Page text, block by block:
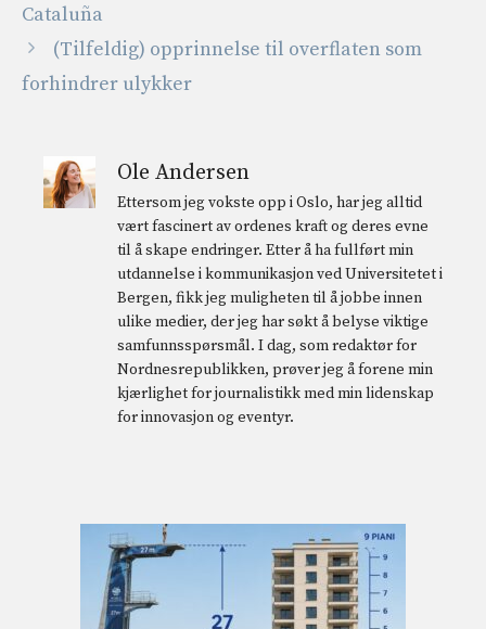
Cataluña
(Tilfeldig) opprinnelse til overflaten som
forhindrer ulykker
Ole Andersen
Ettersom jeg vokste opp i Oslo, har jeg alltid
vært fascinert av ordenes kraft og deres evne
til å skape endringer. Etter å ha fullført min
utdannelse i kommunikasjon ved Universitetet i
Bergen, fikk jeg muligheten til å jobbe innen
ulike medier, der jeg har søkt å belyse viktige
samfunnsspørsmål. I dag, som redaktør for
Nordnesrepublikken, prøver jeg å forene min
kjærlighet for journalistikk med min lidenskap
for innovasjon og eventyr.